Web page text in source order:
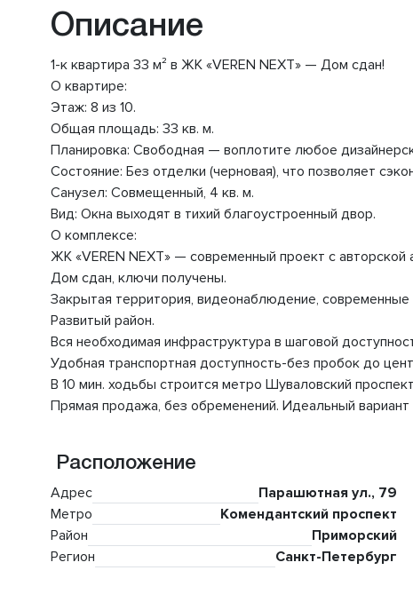
Описание
1-к квартира 33 м² в ЖК «VEREN NEXT» — Дом сдан!
О квартире:
Этаж: 8 из 10.
Общая площадь: 33 кв. м.
Планировка: Свободная — воплотите любое
Состояние: Без отделки (черновая), что позволяет
Санузел: Совмещенный, 4 кв. м.
Вид: Окна выходят в тихий благоустроенный двор.
О комплексе:
ЖК «VEREN NEXT» — современный проект с авторской
Дом сдан, ключи получены.
Закрытая территория, видеонаблюдение, современные
Развитый район.
Вся необходимая инфраструктура в шаговой
Удобная транспортная доступность-без пробок до
В 10 мин. ходьбы строится метро Шуваловский
Прямая продажа, без обременений. Идеальный вариант
Расположение
Адрес
Парашютная ул., 79
Метро
Комендантский проспект
Район
Приморский
Регион
Санкт-Петербург